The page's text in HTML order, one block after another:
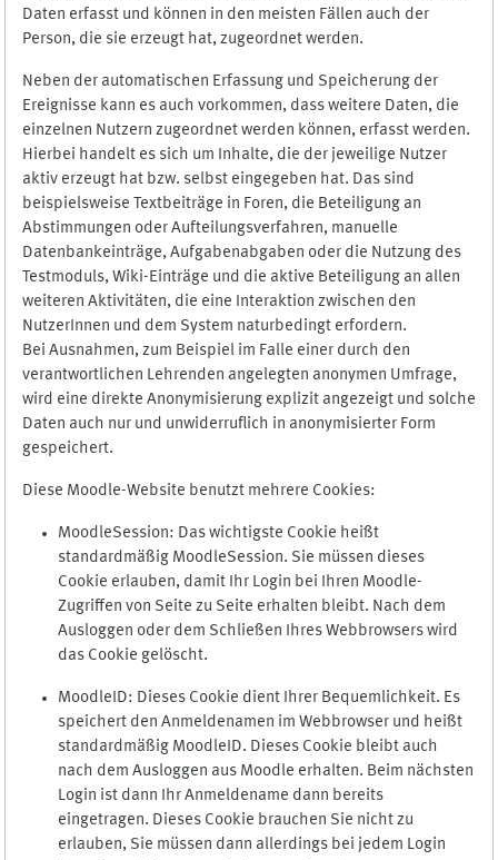
Daten erfasst und können in den meisten Fällen auch der
Person, die sie erzeugt hat, zugeordnet werden.
Neben der automatischen Erfassung und Speicherung der
Ereignisse kann es auch vorkommen, dass weitere Daten, die
einzelnen Nutzern zugeordnet werden können, erfasst werden.
Hierbei handelt es sich um Inhalte, die der jeweilige Nutzer
aktiv erzeugt hat bzw. selbst eingegeben hat. Das sind
beispielsweise Textbeiträge in Foren, die Beteiligung an
Abstimmungen oder Aufteilungsverfahren, manuelle
Datenbankeinträge, Aufgabenabgaben oder die Nutzung des
Testmoduls, Wiki-Einträge und die aktive Beteiligung an allen
weiteren Aktivitäten, die eine Interaktion zwischen den
NutzerInnen und dem System naturbedingt erfordern.
Bei Ausnahmen, zum Beispiel im Falle einer durch den
verantwortlichen Lehrenden angelegten anonymen Umfrage,
wird eine direkte Anonymisierung explizit angezeigt und solche
Daten auch nur und unwiderruflich in anonymisierter Form
gespeichert.
Diese Moodle-Website benutzt mehrere Cookies:
MoodleSession: Das wichtigste Cookie heißt
standardmäßig MoodleSession. Sie müssen dieses
Cookie erlauben, damit Ihr Login bei Ihren Moodle-
Zugriffen von Seite zu Seite erhalten bleibt. Nach dem
Ausloggen oder dem Schließen Ihres Webbrowsers wird
das Cookie gelöscht.
MoodleID: Dieses Cookie dient Ihrer Bequemlichkeit. Es
speichert den Anmeldenamen im Webbrowser und heißt
standardmäßig MoodleID. Dieses Cookie bleibt auch
nach dem Ausloggen aus Moodle erhalten. Beim nächsten
Login ist dann Ihr Anmeldename dann bereits
eingetragen. Dieses Cookie brauchen Sie nicht zu
erlauben, Sie müssen dann allerdings bei jedem Login